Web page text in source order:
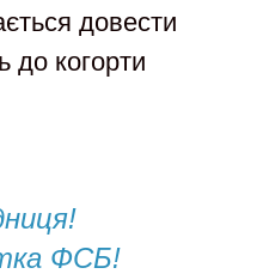
довести
до когорти
ФСБ!